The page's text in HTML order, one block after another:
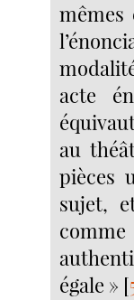
acte
au
pièces
sujet,
égale » [